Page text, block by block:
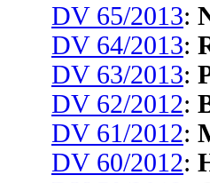
DV 65/2013:
DV 64/2013:
DV 63/2013:
DV 62/2012:
DV 61/2012:
DV 60/2012: